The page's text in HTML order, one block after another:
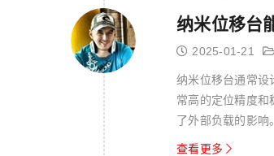
纳米位移台
2025-01-21
纳米位移台通常设
常高的定位精度和
了外部负载的影响
米位移台...
查看更多